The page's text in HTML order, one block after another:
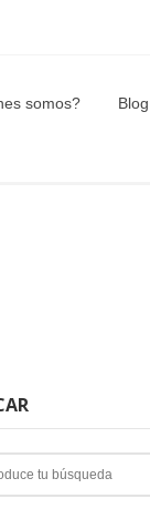
somos? Blog